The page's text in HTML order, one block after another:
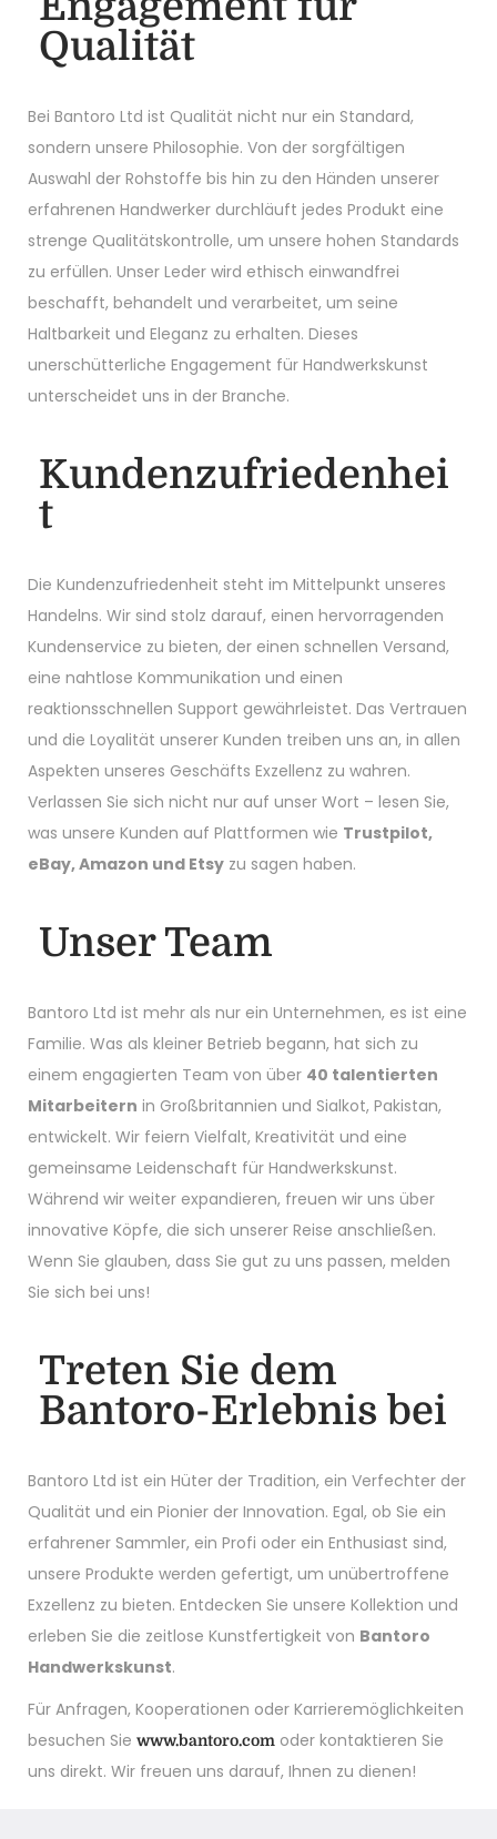
Qualität
Bei Bantoro Ltd ist Qualität nicht nur ein Standard,
sondern unsere Philosophie. Von der sorgfältigen
Auswahl der Rohstoffe bis hin zu den Händen unserer
erfahrenen Handwerker durchläuft jedes Produkt eine
strenge Qualitätskontrolle, um unsere hohen Standards
zu erfüllen. Unser Leder wird ethisch einwandfrei
beschafft, behandelt und verarbeitet, um seine
Haltbarkeit und Eleganz zu erhalten. Dieses
unerschütterliche Engagement für Handwerkskunst
unterscheidet uns in der Branche.
Kundenzufriedenhei
t
Die Kundenzufriedenheit steht im Mittelpunkt unseres
Handelns. Wir sind stolz darauf, einen hervorragenden
Kundenservice zu bieten, der einen schnellen Versand,
eine nahtlose Kommunikation und einen
reaktionsschnellen Support gewährleistet. Das Vertrauen
und die Loyalität unserer Kunden treiben uns an, in allen
Aspekten unseres Geschäfts Exzellenz zu wahren.
Verlassen Sie sich nicht nur auf unser Wort – lesen Sie,
was unsere Kunden auf Plattformen wie Trustpilot,
eBay, Amazon und Etsy zu sagen haben.
Unser Team
Bantoro Ltd ist mehr als nur ein Unternehmen, es ist eine
Familie. Was als kleiner Betrieb begann, hat sich zu
einem engagierten Team von über 40 talentierten
Mitarbeitern in Großbritannien und Sialkot, Pakistan,
entwickelt. Wir feiern Vielfalt, Kreativität und eine
gemeinsame Leidenschaft für Handwerkskunst.
Während wir weiter expandieren, freuen wir uns über
innovative Köpfe, die sich unserer Reise anschließen.
Wenn Sie glauben, dass Sie gut zu uns passen, melden
Sie sich bei uns!
Treten Sie dem
Bantoro-Erlebnis bei
Bantoro Ltd ist ein Hüter der Tradition, ein Verfechter der
Qualität und ein Pionier der Innovation. Egal, ob Sie ein
erfahrener Sammler, ein Profi oder ein Enthusiast sind,
unsere Produkte werden gefertigt, um unübertroffene
Exzellenz zu bieten. Entdecken Sie unsere Kollektion und
erleben Sie die zeitlose Kunstfertigkeit von Bantoro
Handwerkskunst.
Für Anfragen, Kooperationen oder Karrieremöglichkeiten
besuchen Sie www.bantoro.com oder kontaktieren Sie
uns direkt. Wir freuen uns darauf, Ihnen zu dienen!